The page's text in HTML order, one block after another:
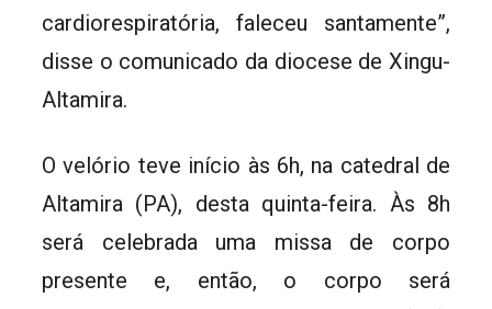
cardiorespiratória, faleceu santamente”,
disse o comunicado da diocese de Xingu-
Altamira.
O velório teve início às 6h, na catedral de
Altamira (PA), desta quinta-feira. Às 8h
será celebrada uma missa de corpo
presente e, então, o corpo será